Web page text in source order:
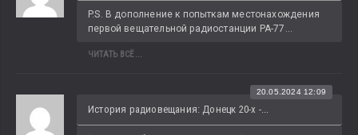
P.S. В дополнение к попыткам местонахождения
первой вещательной радиостанции РА-77...
ЧИТАТЬ ВСЁ...
История радиовещания: Донецк 20-х -...
20.05.2024 12:09